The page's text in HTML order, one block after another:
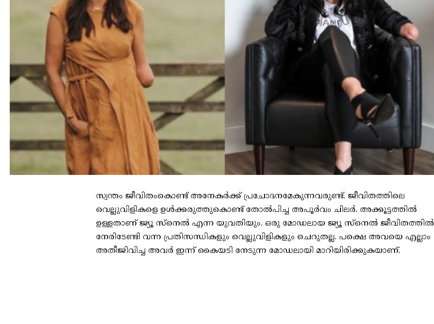
സ്വന്തം ജീവിതംകൊണ്ട് അനേകര്‍ക്ക് പ്രചോദനമേകുന്നവരുണ്ട്. ജീവിതത്തിലെ
വെല്ലുവിളികളെ ഉള്‍ക്കരുത്തുകൊണ്ട് തോല്‍പിച്ച അപൂര്‍വം ചിലര്‍. അക്കൂട്ടത്തില്‍
ഉള്ളതാണ് ജ്യൂ സ്‌നെല്‍ എന്ന യുവതിയും. ഒരു മോഡലായ ജ്യൂ സ്‌നെല്‍ ജീവിതത്തില്‍
നേരിടേണ്ടി വന്ന പ്രതിസന്ധികളും വെല്ലുവിളികളും ചെറുതല്ല. പക്ഷെ അവയെ എല്ലാം
അതീജിവിച്ച അവര്‍ ഇന്ന് കൈയടി നേടുന്ന മോഡലായി മാറിയിരിക്കുകയാണ്.